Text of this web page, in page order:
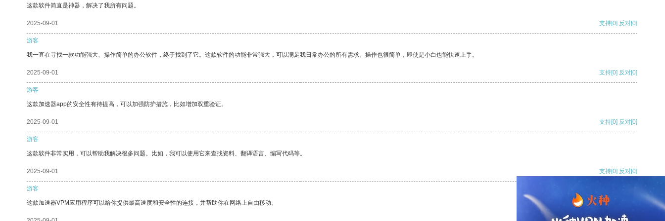
这款软件简直是神器，解决了我所有问题。
2025-09-01 支持[0] 反对[0]
游客
我一直在寻找一款功能强大、操作简单的办公软件，终于找到了它。这款软件的功能非常强大，可以满足我日常办公的所有需求。操作也很简单，即使是小白也能快速上手。
2025-09-01 支持[0] 反对[0]
游客
这款加速器app的安全性有待提高，可以加强防护措施，比如增加双重验证。
2025-09-01 支持[0] 反对[0]
游客
这款软件非常实用，可以帮助我解决很多问题。比如，我可以使用它来查找资料、翻译语言、编写代码等。
2025-09-01 支持[0] 反对[0]
游客
这款加速器VPM应用程序可以给你提供最高速度和安全性的连接，并帮助你在网络上自由移动。